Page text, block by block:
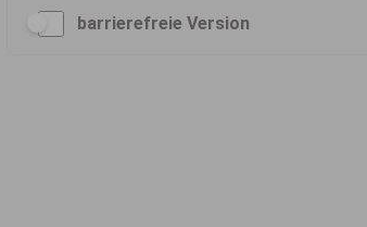
barrierefreie Version